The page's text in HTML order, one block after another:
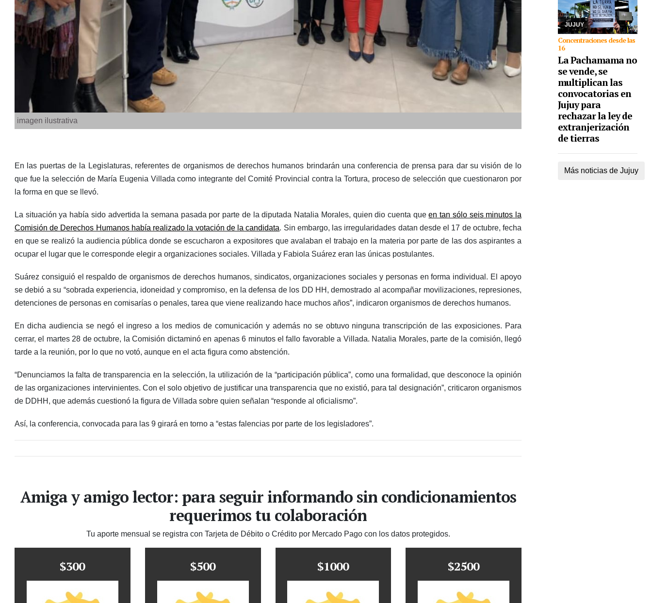
imagen ilustrativa
En las puertas de la Legislaturas, referentes de organismos de derechos humanos brindarán una conferencia de prensa para dar su visión de lo
que fue la selección de María Eugenia Villada como integrante del Comité Provincial contra la Tortura, proceso de selección que cuestionaron por
la forma en que se llevó.
La situación ya había sido advertida la semana pasada por parte de la diputada Natalia Morales, quien dio cuenta queen tan sólo seis minutos la
Comisión de Derechos Humanos había realizado la votación de la candidata. Sin embargo, las irregularidades datan desde el 17 de octubre, fecha
en que se realizó la audiencia pública donde se escucharon a expositores que avalaban el trabajo en la materia por parte de las dos aspirantes a
ocupar el lugar que le corresponde elegir a organizaciones sociales. Villada y Fabiola Suárez eran las únicas postulantes.
Suárez consiguió el respaldo de organismos de derechos humanos, sindicatos, organizaciones sociales y personas en forma individual. El apoyo
se debió a su “sobrada experiencia, idoneidad y compromiso, en la defensa de los DD HH, demostrado al acompañar movilizaciones, represiones,
detenciones de personas en comisarías o penales, tarea que viene realizando hace muchos años”, indicaron organismos de derechos humanos.
En dicha audiencia se negó el ingreso a los medios de comunicación y además no se obtuvo ninguna transcripción de las exposiciones. Para
cerrar, el martes 28 de octubre, la Comisión dictaminó en apenas 6 minutos el fallo favorable a Villada. Natalia Morales, parte de la comisión, llegó
tarde a la reunión, por lo que no votó, aunque en el acta figura como abstención.
“Denunciamos la falta de transparencia en la selección, la utilización de la “participación pública”, como una formalidad, que desconoce la opinión
de las organizaciones intervinientes. Con el solo objetivo de justificar una transparencia que no existió, para tal designación”, criticaron organismos
de DDHH, que además cuestionó la figura de Villada sobre quien señalan “responde al oficialismo”.
Así, la conferencia, convocada para las 9 girará en torno a “estas falencias por parte de los legisladores”.
Amiga y amigo lector: para seguir informando sin condicionamientos
requerimos tu colaboración
Tu aporte mensual se registra con Tarjeta de Débito o Crédito por Mercado Pago con los datos protegidos.
$300 $500 $1000 $2500
JUJUY
Concentraciones desde las
16
La Pachamama no
se vende, se
multiplican las
convocatorias en
Jujuy para
rechazar la ley de
extranjerización
de tierras
derechos humanos se
congregarán en la
capital, como así ta ...
Más noticias de Jujuy